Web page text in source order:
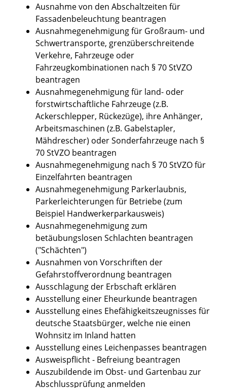
Ausnahme von den Abschaltzeiten für
Fassadenbeleuchtung beantragen
Ausnahmegenehmigung für Großraum- und
Schwertransporte, grenzüberschreitende
Verkehre, Fahrzeuge oder
Fahrzeugkombinationen nach § 70 StVZO
beantragen
Ausnahmegenehmigung für land- oder
forstwirtschaftliche Fahrzeuge (z.B.
Ackerschlepper, Rückezüge), ihre Anhänger,
Arbeitsmaschinen (z.B. Gabelstapler,
Mähdrescher) oder Sonderfahrzeuge nach §
70 StVZO beantragen
Ausnahmegenehmigung nach § 70 StVZO für
Einzelfahrten beantragen
Ausnahmegenehmigung Parkerlaubnis,
Parkerleichterungen für Betriebe (zum
Beispiel Handwerkerparkausweis)
Ausnahmegenehmigung zum
betäubungslosen Schlachten beantragen
("Schächten")
Ausnahmen von Vorschriften der
Gefahrstoffverordnung beantragen
Ausschlagung der Erbschaft erklären
Ausstellung einer Eheurkunde beantragen
Ausstellung eines Ehefähigkeitszeugnisses für
deutsche Staatsbürger, welche nie einen
Wohnsitz im Inland hatten
Ausstellung eines Leichenpasses beantragen
Ausweispflicht - Befreiung beantragen
Auszubildende im Obst- und Gartenbau zur
Abschlussprüfung anmelden